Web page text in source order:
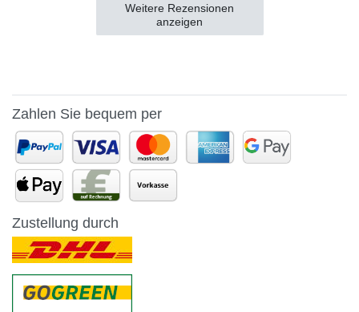
Weitere Rezensionen
anzeigen
Zahlen Sie bequem per
Zustellung durch